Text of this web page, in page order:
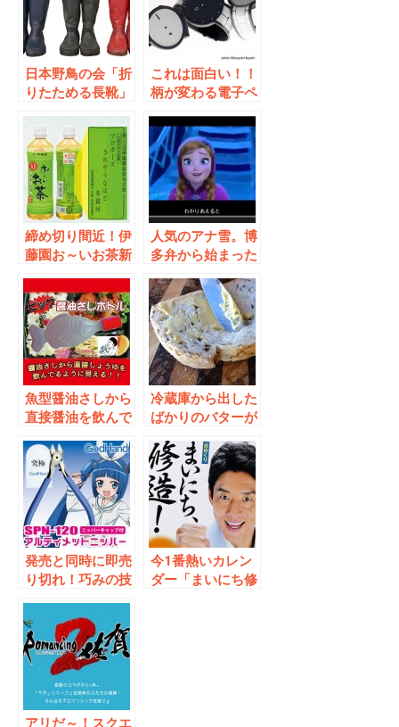
日本野鳥の会「折
りたためる長靴」
で販売！
これは面白い！！
柄が変わる電子ペ
「FES Watch」
締め切り間近！伊
藤園お～いお茶新
人気のアナ雪。博
多弁から始まった
大中！
魚型醤油さしから
直接醤油を飲んで
おもしろ水筒
冷蔵庫から出した
ばかりのバターが
に！面白バターナ
イフ「ButterUp/
バターアップ」
発売と同時に即売
り切れ！巧みの技
大人気アルティメ
ットニッパー
今1番熱いカレン
ダー「まいにち修
アリだ～！スクエ